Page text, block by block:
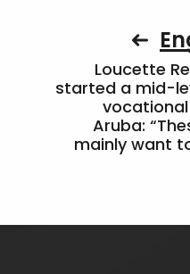
Loucette
started a mid-
Aruba:
mainly want